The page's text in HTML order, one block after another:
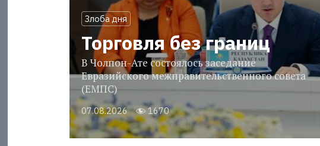
Злоба дня
Торговля без границ
В Чолпон-Ате состоялось заседание
Евразийского межправительственного совета
(ЕМПС)
07.08.2026 1670